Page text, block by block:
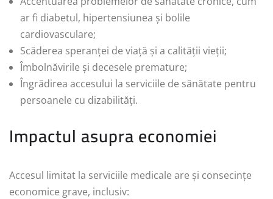
ar fi diabetul, hipertensiunea și bolile
cardiovasculare;
Scăderea speranței de viață și a calității vieții;
Îmbolnăvirile și decesele premature;
Îngrădirea accesului la serviciile de sănătate pentru
persoanele cu dizabilități.
Impactul asupra economiei
Accesul limitat la serviciile medicale are și consecințe
economice grave, inclusiv: